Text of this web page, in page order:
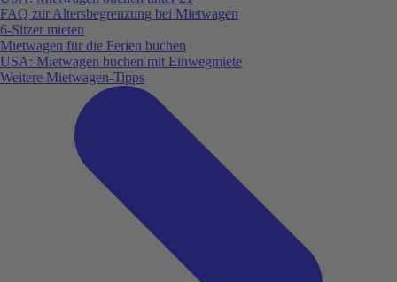
FAQ zur Altersbegrenzung bei Mietwagen
6-Sitzer mieten
Mietwagen für die Ferien buchen
USA: Mietwagen buchen mit Einwegmiete
Weitere Mietwagen-Tipps